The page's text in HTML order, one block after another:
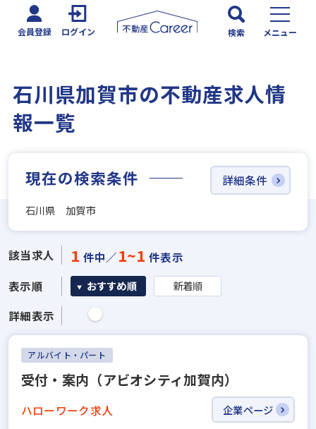
会員登録 ログイン 検索 メニュー
石川県加賀市の不動産求人情
報一覧
現在の検索条件
石川県 加賀市
詳細条件
該当求人 1 件中／1~1 件表示
表示順
おすすめ順 新着順
詳細表示
アルバイト・パート
受付・案内（アビオシティ加賀内）
ハローワーク求人 企業ページ